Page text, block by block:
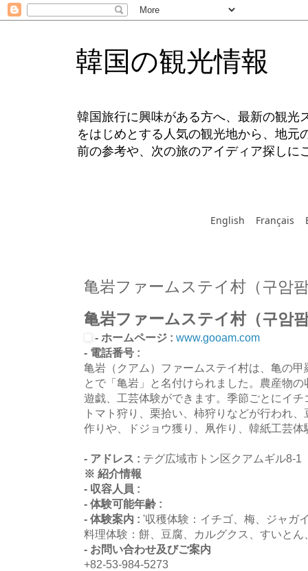
韓国の観光情報
韓国旅行に興味がある方へ、最新の観光
をはじめとする人気の観光地から、地
前の参考や、次の旅のアイディア探しに
English Français
亀岩ファームステイ村（구암
亀岩ファームステイ村（구암
- ホームページ : www.gooam.com
- 電話番号 :
亀岩（クアム）ファームステイ村は、亀の
とで「亀岩」と名付けられました。農産物
遊戯、工芸体験ができます。季節ごとにイ
トマト狩り、栗拾い、柿狩りなどが行われ
作りや、ドジョウ獲り、凧作り、韓紙工芸体
- アドレス : テグ広域市トン区クアムギル8-1
※ 紹介情報
- 収容人員 :
- 体験可能年齢 :
- 体験案内 : '収穫体験：イチゴ、梅、ジャガ
料理体験：餅、豆腐、カルグクス、すいとん
- お問い合わせ及びご案内
+82-53-984-5273